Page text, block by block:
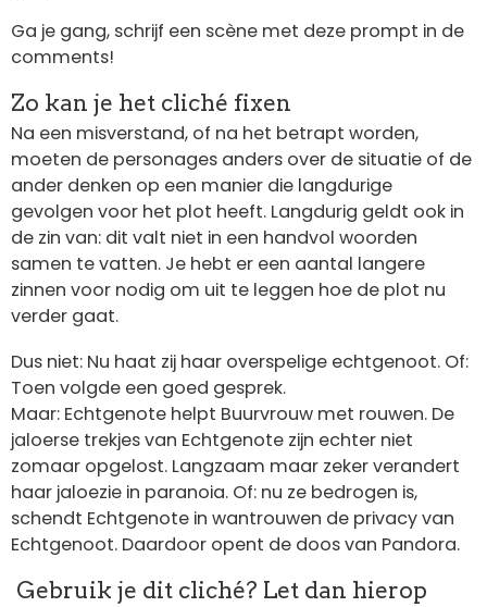
Ga je gang, schrijf een scène met deze prompt in de
comments!
Zo kan je het cliché fixen
Na een misverstand, of na het betrapt worden,
moeten de personages anders over de situatie of de
ander denken op een manier die langdurige
gevolgen voor het plot heeft. Langdurig geldt ook in
de zin van: dit valt niet in een handvol woorden
samen te vatten. Je hebt er een aantal langere
zinnen voor nodig om uit te leggen hoe de plot nu
verder gaat.
Dus niet: Nu haat zij haar overspelige echtgenoot. Of:
Toen volgde een goed gesprek.
Maar: Echtgenote helpt Buurvrouw met rouwen. De
jaloerse trekjes van Echtgenote zijn echter niet
zomaar opgelost. Langzaam maar zeker verandert
haar jaloezie in paranoia. Of: nu ze bedrogen is,
schendt Echtgenote in wantrouwen de privacy van
Echtgenoot. Daardoor opent de doos van Pandora.
Gebruik je dit cliché? Let dan hierop